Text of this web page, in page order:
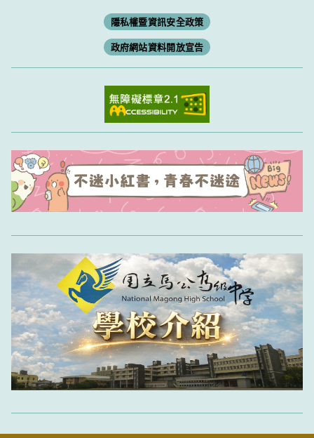
隱私權暨資訊安全政策
政府網站資料開放宣告